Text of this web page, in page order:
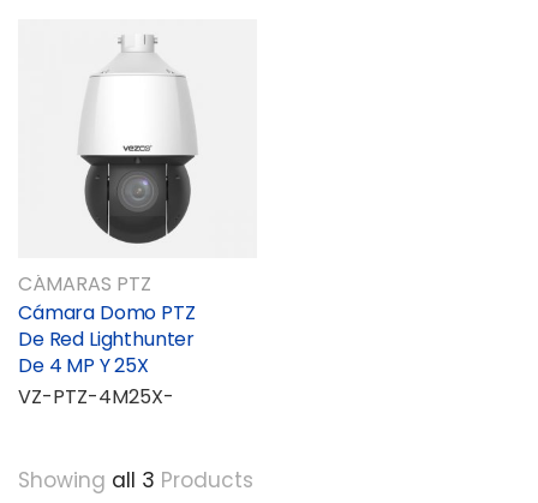
CÁMARAS PTZ
Cámara Domo PTZ
De Red Lighthunter
De 4 MP Y 25X
VZ-PTZ-4M25X-
Showing all 3 Products